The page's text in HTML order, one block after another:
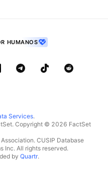
HUMANOS
Services.
Copyright © 2026 FactSet
CUSIP Database
Inc. All rights reserved.
by Quartr.